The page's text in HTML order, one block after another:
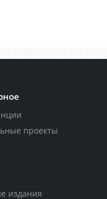
проекты
издания